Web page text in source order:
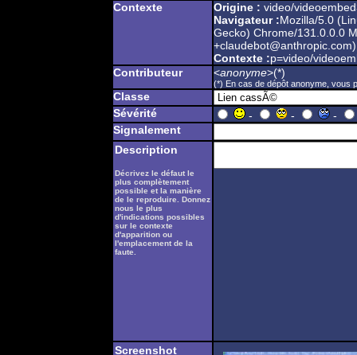
Contexte Origine : video/
Navigateur :Mozilla/5.0
Gecko) Chrome/131.0.0.0
+claudebot@anthropic.com)
Contexte :p=video/
Contributeur
<anonyme>(*)
(*) En cas de dépôt anonyme, vous
Classe
Sévérité
- -
-
Signalement
Description
Décrivez le défaut le
plus complètement
possible et la manière
de le reproduire. Donnez
nous le plus
d'indications possibles
sur le contexte
d'apparition ou
l'emplacement de la
faute.
Screenshot